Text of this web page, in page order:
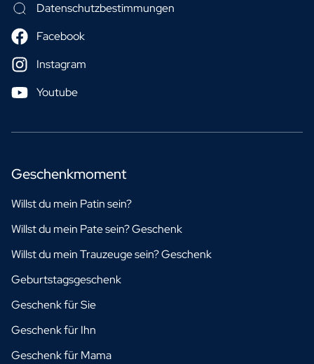
Datenschutzbestimmungen
Facebook
Instagram
Youtube
Geschenkmoment
Willst du mein Patin sein?
Willst du mein Pate sein? Geschenk
Willst du mein Trauzeuge sein? Geschenk
Geburtstagsgeschenk
Geschenk für Sie
Geschenk für Ihn
Geschenk für Mama